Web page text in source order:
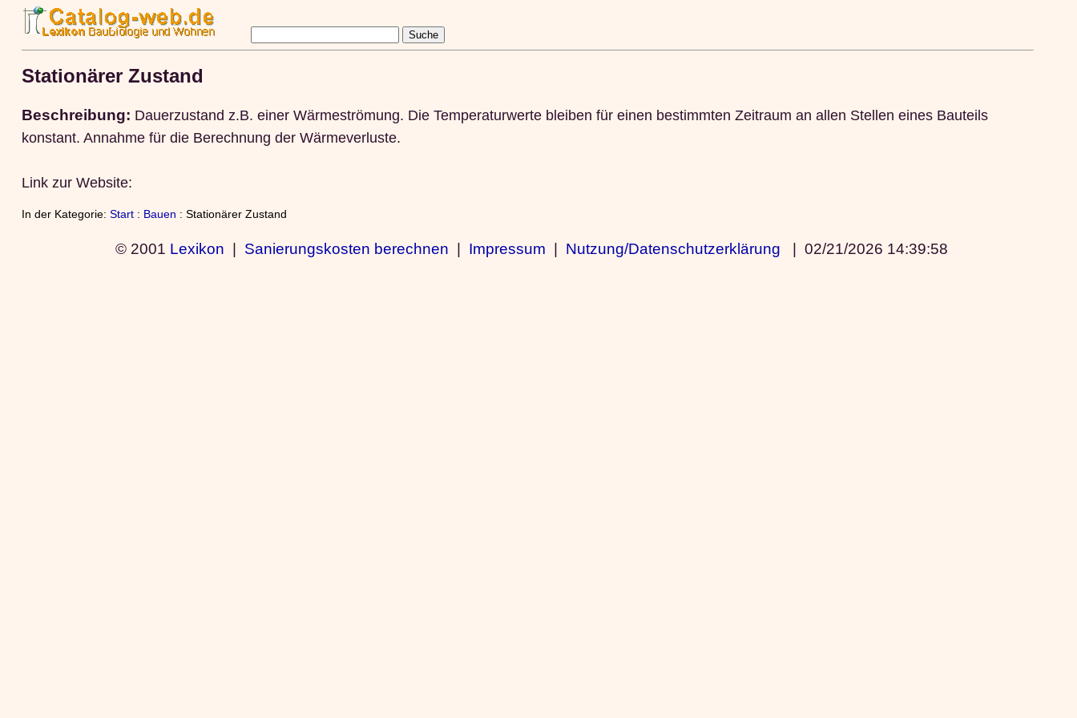
Stationärer Zustand
Beschreibung: Dauerzustand z.B. einer Wärmeströmung. Die Temperaturwerte bleiben für einen bestimmten Zeitraum an allen Stellen eines Bauteils
konstant. Annahme für die Berechnung der Wärmeverluste.
Link zur Website:
In der Kategorie: Start: Bauen : Stationärer Zustand
© 2001 Lexikon | Sanierungskosten berechnen | Impressum | Nutzung/Datenschutzerklärung |02/21/2026 14:39:58